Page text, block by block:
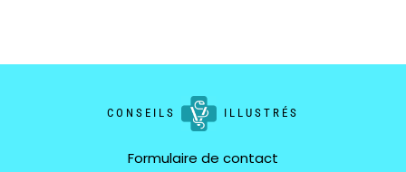
CONSEILS ILLUSTRÉS
Formulaire de contact